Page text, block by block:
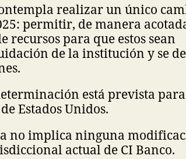
realizar un único
permitir, de manera
para que estos sean
de la institución y se
está prevista
Estados Unidos.
no implica ninguna
actual de CI Banco.